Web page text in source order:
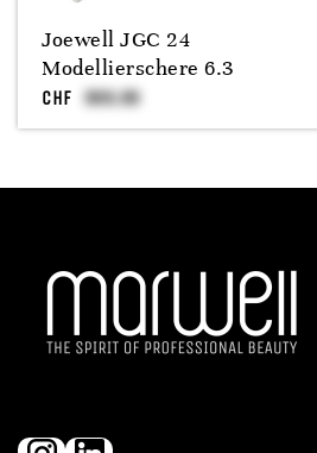
Joewell JGC 24
Modellierschere 6.3
CHF